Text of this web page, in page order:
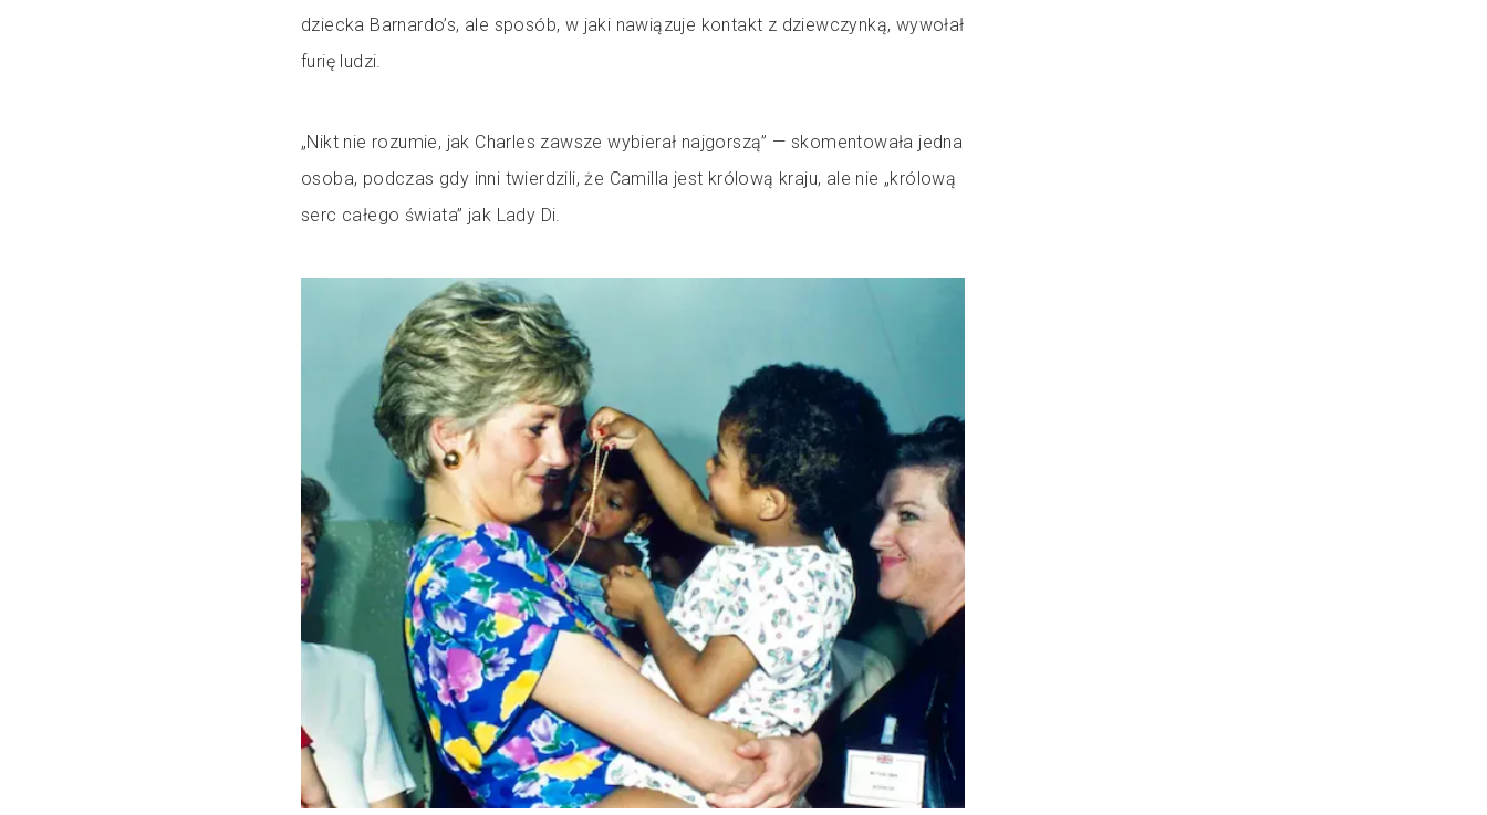
dziecka Barnardo’s, ale sposób, w jaki nawiązuje kontakt z dziewczynką, wywołał
furię ludzi.
„Nikt nie rozumie, jak Charles zawsze wybierał najgorszą” — skomentowała jedna
osoba, podczas gdy inni twierdzili, że Camilla jest królową kraju, ale nie „królową
serc całego świata” jak Lady Di.